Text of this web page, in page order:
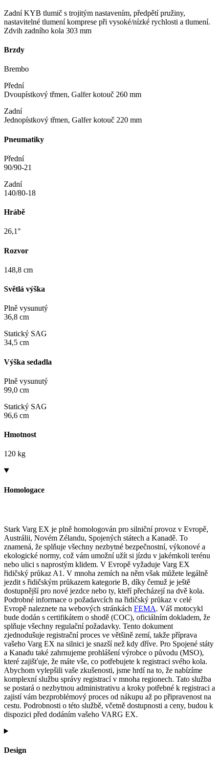
Zadní KYB tlumič s trojitým nastavením, předpětí pružiny,
nastavitelné tlumení komprese při vysoké/nízké rychlosti a tlumení.
Zdvih zadního kola 303 mm
Brzdy
Brembo
Přední
Dvoupístkový třmen, Galfer kotouč 260 mm
Zadní
Jednopístkový třmen, Galfer kotouč 220 mm
Pneumatiky
Přední
90/90-21
Zadní
140/80-18
Hrábě
26,1°
Rozvor
148,8 cm
Světlá výška
Plně vysunutý
36,8 cm
Statický SAG
34,5 cm
Výška sedadla
Plně vysunutý
99,0 cm
Statický SAG
96,6 cm
Hmotnost
120 kg
Homologace
Stark Varg EX je plně homologován pro silniční provoz v Evropě,
Austrálii, Novém Zélandu, Spojených státech a Kanadě. To
znamená, že splňuje všechny nezbytné bezpečnostní, výkonové a
ekologické normy, což vám umožní užít si jízdu v jakémkoli terénu
nebo ulici s naprostým klidem. V Evropě vyžaduje Varg EX
řidičský průkaz A1. V mnoha zemích na něm však můžete legálně
jezdit s řidičským průkazem kategorie B, díky čemuž je ještě
dostupnější pro nové jezdce nebo ty, kteří přecházejí na dvě kola.
Podrobné informace o požadavcích na řidičský průkaz v celé
Evropě naleznete na webových stránkách FEMA. Váš motocykl
bude dodán s certifikátem o shodě (COC), oficiálním dokladem, že
splňuje všechny regulační požadavky. Tento dokument
zjednodušuje registrační proces ve většině zemí, takže příprava
vašeho Varg EX na silnici je snazší než kdy dříve. Pro Spojené státy
a Kanadu také zahrnujeme prohlášení výrobce o původu (MSO),
které zajišťuje, že máte vše, co potřebujete k registraci svého kola.
Abychom vylepšili vaše zkušenosti, jsme hrdí na to, že nabízíme
komplexní službu správy registrací v mnoha regionech. Tato služba
se postará o nezbytnou administrativu a kroky potřebné k registraci a
zajistí vám bezproblémový proces od nákupu až po připravenost na
cestu. Podrobnosti o této službě, včetně dostupnosti a ceny, budou k
dispozici před dodáním vašeho VARG EX.
Design